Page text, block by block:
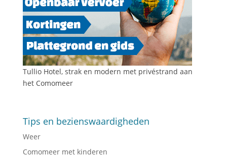
Tullio Hotel, strak en modern met privéstrand aan
het Comomeer
Tips en bezienswaardigheden
Weer
Comomeer met kinderen